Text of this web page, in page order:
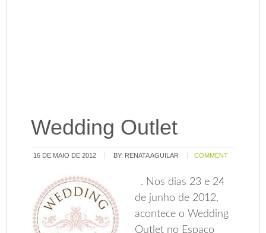
Wedding Outlet
16 DE MAIO DE 2012 BY: RENATA AGUILAR COMMENT
. Nos dias 23 e 24
de junho de 2012,
acontece o Wedding
Outlet no Espaço